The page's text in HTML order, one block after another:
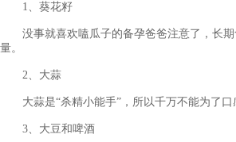
1、葵花籽
没事就喜欢嗑瓜子的备孕爸爸注意了，长期
量。
2、大蒜
大蒜是“杀精小能手”，所以千万不能为了口
3、大豆和啤酒